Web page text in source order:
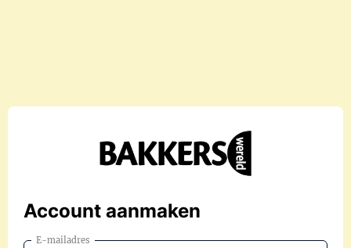
Account aanmaken
E-mailadres